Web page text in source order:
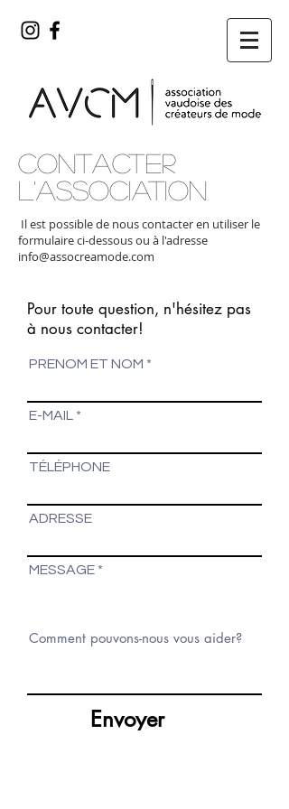
CONTACTER
L'Association
Il est possible de nous contacter en utiliser le
formulaire ci-dessous ou à l'adresse
info@assocreamode.com
Pour toute question, n'hésitez pas
à nous contacter!
PRENOM ET NOM
E-MAIL
TÉLÉPHONE
ADRESSE
MESSAGE
Envoyer